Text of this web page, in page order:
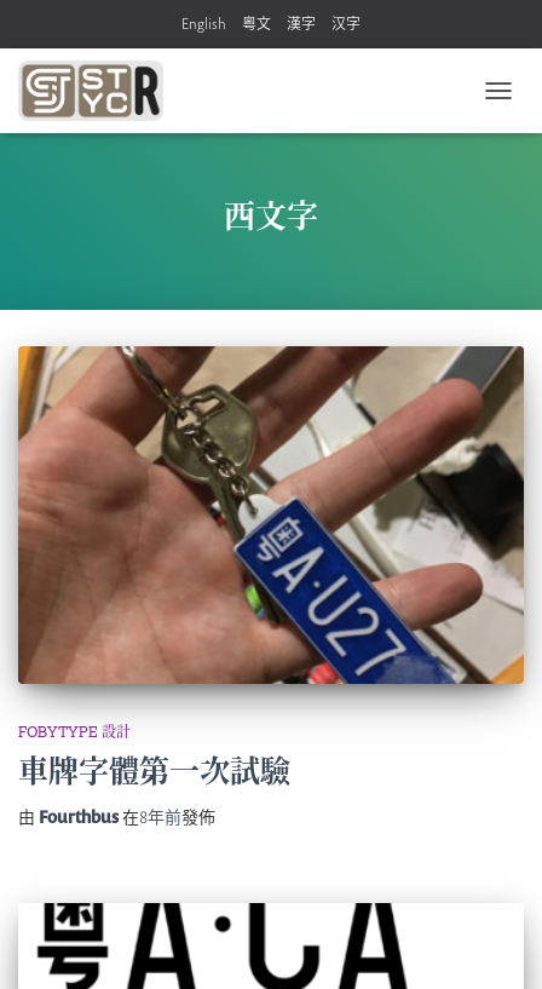
English 粵文 漢字 汉字
西文字
FOBYTYPE 設計
車牌字體第一次試驗
由 Fourthbus在8年前發佈